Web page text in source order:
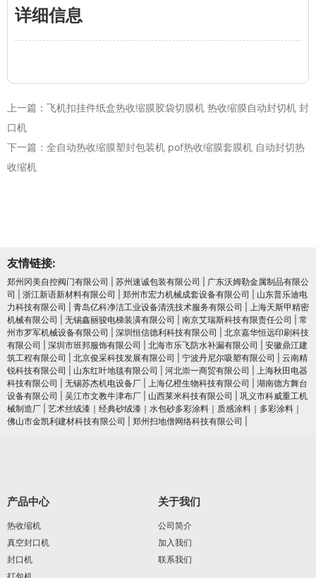
详细信息
上一篇： 飞机扣挂件纸盒热收缩膜胶袋切膜机 热收缩膜自动封切机 封
口机
下一篇： 全自动热收缩膜塑封包装机 pof热收缩膜套膜机 自动封切热
收缩机
友情链接:
郑州冈美自控阀门有限公司 苏州速诚包装有限公司
广东沃姆勒金属制品有限公
司
浙江新语新材料有限公司 郑州市宏力机械成套设备有限公司
山东普乐迪电
力科技有限公司
青岛亿科净洁工业设备清洗技术服务有限公司
上海天斯甲精密
机械有限公司
无锡鑫丽骏电梯装潢有限公司 南京艾瑞斯科技有限责任公司
常
州市罗军机械设备有限公司
深圳恒信德利科技有限公司
北京嘉华恒远印刷科技
有限公司
深圳市班邦服饰有限公司 北海市乐飞防水补漏有限公司
安徽鼎江建
筑工程有限公司
北京俊采科技发展有限公司 宁波丹尼尔吸塑有限公司
云南精
锐科技有限公司
山东红叶地毯有限公司 河北崇一商贸有限公司
上海秋田电器
科技有限公司
无锡苏杰机电设备厂 上海亿橙生物科技有限公司
湖南德方舞台
设备有限公司
吴江市文教牛津布厂 山西莱米科技有限公司
巩义市科威重工机
械制造厂
艺术丝绒漆｜经典砂绒漆｜水包砂多彩涂料｜质感涂料｜多彩涂料｜
佛山市金凯利建材科技有限公司
郑州扫地僧网络科技有限公司
产品中心
热收缩机
真空封口机
封口机
关于我们
公司简介
加入我们
联系我们